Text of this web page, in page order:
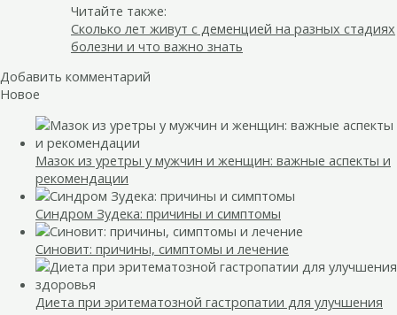
Читайте также:
Сколько лет живут с деменцией на разных стадиях
болезни и что важно знать
Добавить комментарий
Новое
Мазок из уретры у мужчин и женщин: важные аспекты и
рекомендации
Синдром Зудека: причины и симптомы
Синовит: причины, симптомы и лечение
Диета при эритематозной гастропатии для улучшения